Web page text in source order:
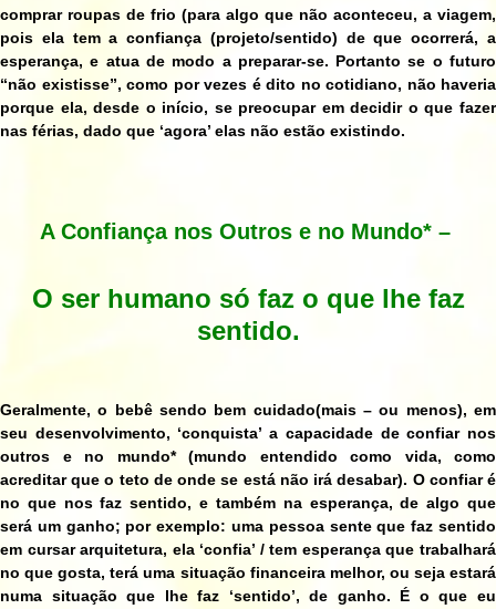
comprar roupas de frio (para algo que não aconteceu, a viagem,
pois ela tem a confiança (projeto/sentido) de que ocorrerá, a
esperança, e atua de modo a preparar-se. Portanto se o futuro
“não existisse”, como por vezes é dito no cotidiano, não haveria
porque ela, desde o início, se preocupar em decidir o que fazer
nas férias, dado que ‘agora’ elas não estão existindo.
A Confiança nos Outros e no Mundo* –
O ser humano só faz o que lhe faz
sentido.
Geralmente, o bebê sendo bem cuidado(mais – ou menos), em
seu desenvolvimento, ‘conquista’ a capacidade de confiar nos
outros e no mundo* (mundo entendido como vida, como
acreditar que o teto de onde se está não irá desabar). O confiar é
no que nos faz sentido, e também na esperança, de algo que
será um ganho; por exemplo: uma pessoa sente que faz sentido
em cursar arquitetura, ela ‘confia’ / tem esperança que trabalhará
no que gosta, terá uma situação financeira melhor, ou seja estará
numa situação que lhe faz ‘sentido’, de ganho. É o que eu